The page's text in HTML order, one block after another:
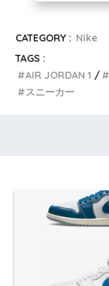
CATEGORY : Nike
TAGS :
AIR JORDAN 1
スニーカー